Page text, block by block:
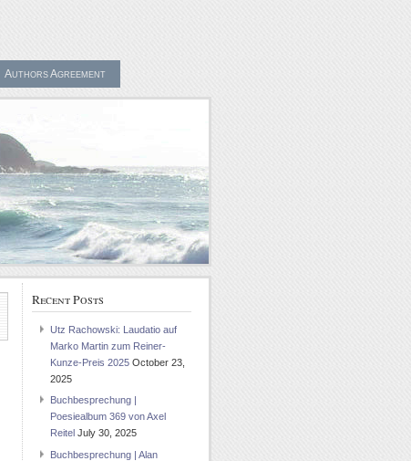
Authors Agreement
Recent Posts
Utz Rachowski: Laudatio auf
Marko Martin zum Reiner-
Kunze-Preis 2025 October 23,
2025
Buchbesprechung |
Poesiealbum 369 von Axel
Reitel July 30, 2025
Buchbesprechung | Alan